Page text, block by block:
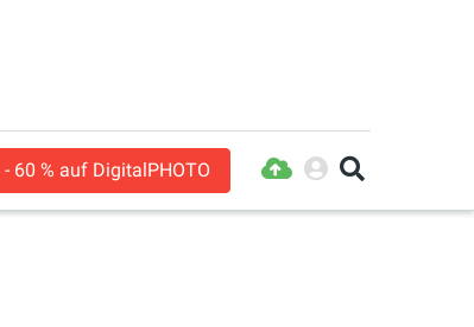
- 60 % auf DigitalPHOTO